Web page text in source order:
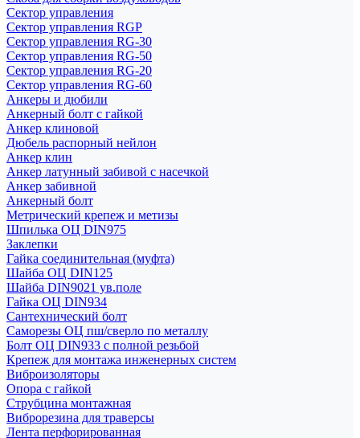
Сектор управления
Сектор управления RGP
Сектор управления RG-30
Сектор управления RG-50
Сектор управления RG-20
Сектор управления RG-60
Анкеры и дюбили
Анкерный болт с гайкой
Анкер клиновой
Дюбель распорный нейлон
Анкер клин
Анкер латунный забивой с насечкой
Анкер забивной
Анкерный болт
Метрический крепеж и метизы
Шпилька ОЦ DIN975
Заклепки
Гайка соединительная (муфта)
Шайба ОЦ DIN125
Шайба DIN9021 ув.поле
Гайка ОЦ DIN934
Сантехнический болт
Саморезы ОЦ пш/сверло по металлу
Болт ОЦ DIN933 с полной резьбой
Крепеж для монтажа инженерных систем
Виброизоляторы
Опора с гайкой
Струбцина монтажная
Виброрезина для траверсы
Лента перфорированная